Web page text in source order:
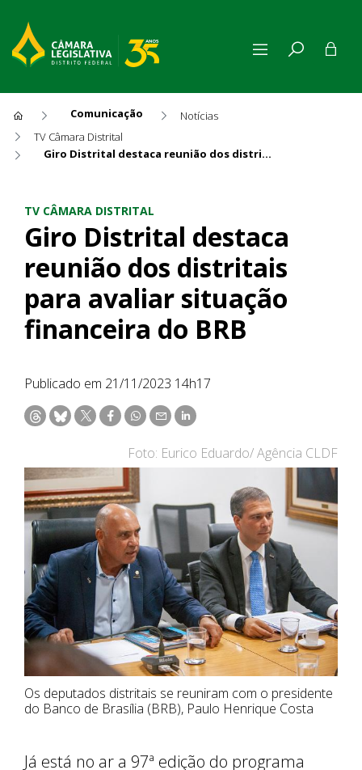
Comunicação
Notícias
TV Câmara Distrital
Giro Distrital destaca reunião dos distritais para avaliar situação financeira do BRB
TV CÂMARA DISTRITAL
Giro Distrital destaca
reunião dos distritais
para avaliar situação
financeira do BRB
Publicado em 21/11/2023 14h17
Foto: Eurico Eduardo/ Agência CLDF
Os deputados distritais se reuniram com o presidente
do Banco de Brasília (BRB), Paulo Henrique Costa
Já está no ar a 97ª edição do programa